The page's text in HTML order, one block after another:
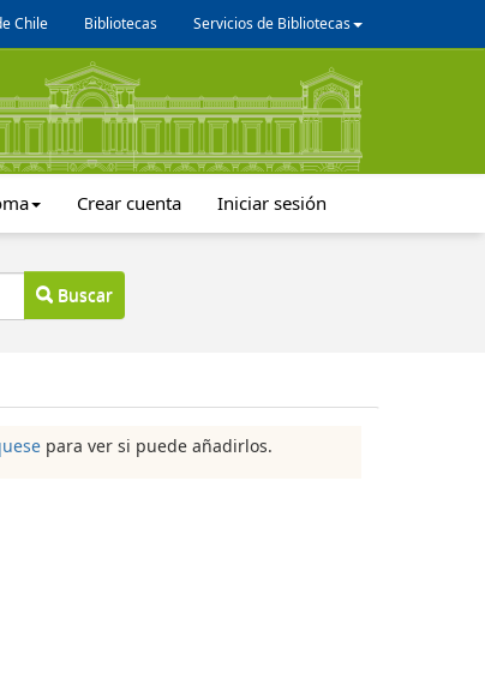
Chile Bibliotecas Servicios de Bibliotecas
Crear cuenta Iniciar sesión
Buscar
para ver si puede añadirlos.